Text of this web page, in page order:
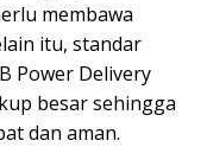
membawa
itu, standar
Power Delivery
besar sehingga
dan aman.